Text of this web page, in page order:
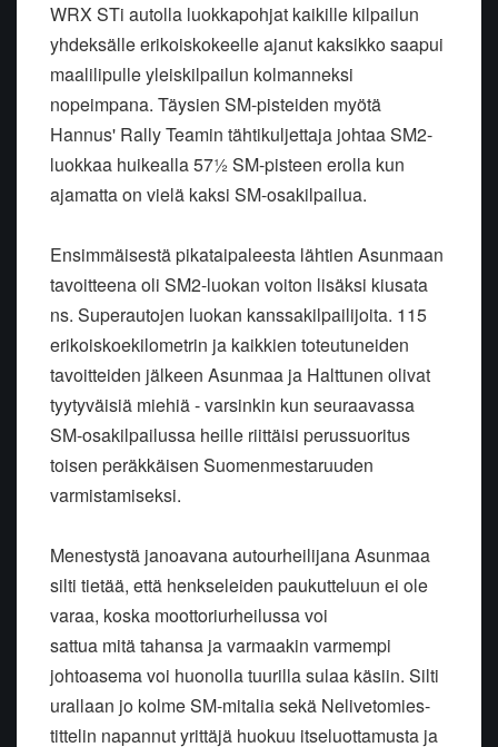
WRX STi autolla luokkapohjat kaikille kilpailun
yhdeksälle erikoiskokeelle ajanut kaksikko saapui
maalilipulle yleiskilpailun kolmanneksi
nopeimpana. Täysien SM-pisteiden myötä
Hannus' Rally Teamin tähtikuljettaja johtaa SM2-
luokkaa huikealla 57½ SM-pisteen erolla kun
ajamatta on vielä kaksi SM-osakilpailua.
Ensimmäisestä pikataipaleesta lähtien Asunmaan
tavoitteena oli SM2-luokan voiton lisäksi kiusata
ns. Superautojen luokan kanssakilpailijoita. 115
erikoiskoekilometrin ja kaikkien toteutuneiden
tavoitteiden jälkeen Asunmaa ja Halttunen olivat
tyytyväisiä miehiä - varsinkin kun seuraavassa
SM-osakilpailussa heille riittäisi perussuoritus
toisen peräkkäisen Suomenmestaruuden
varmistamiseksi.
Menestystä janoavana autourheilijana Asunmaa
silti tietää, että henkseleiden paukutteluun ei ole
varaa, koska moottoriurheilussa voi
sattua mitä tahansa ja varmaakin varmempi
johtoasema voi huonolla tuurilla sulaa käsiin. Silti
urallaan jo kolme SM-mitalia sekä Nelivetomies-
tittelin napannut yrittäjä huokuu itseluottamusta ja